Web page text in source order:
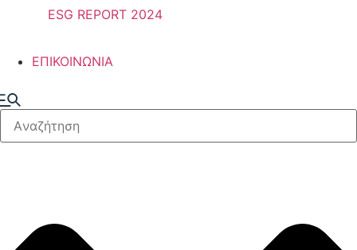
ESG REPORT 2024
ΕΠΙΚΟΙΝΩΝΙΑ